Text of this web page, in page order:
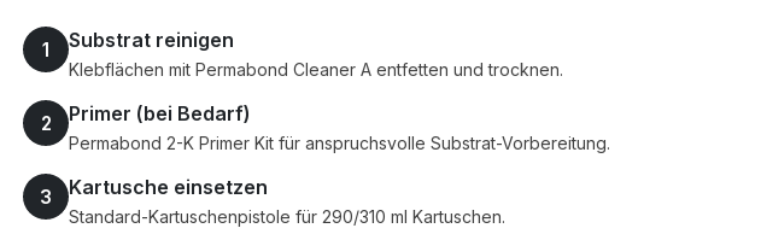
1 Substrat reinigen
Klebflächen mit Permabond Cleaner A entfetten und trocknen.
2 Primer (bei Bedarf)
Permabond 2-K Primer Kit für anspruchsvolle Substrat-Vorbereitung.
3 Kartusche einsetzen
Standard-Kartuschenpistole für 290/310 ml Kartuschen.